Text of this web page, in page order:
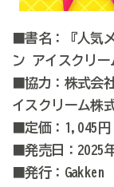
■書名：『人気
ン アイスクリ
■協力：株式会
イスクリーム株
■定価：1,045円
■発売日：2025
■発行： Gakken